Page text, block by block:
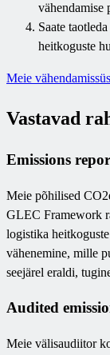
vähendamise
Saate
heitkoguste
Meie
Vastavad
Emissions
Meie põhilised
GLEC Framework
logistika
vähenemine, mille
seejärel eraldi,
Audited
Meie välisaudiitor